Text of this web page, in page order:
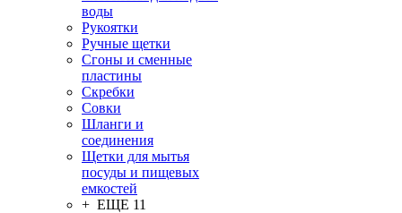
воды
Рукоятки
Ручные щетки
Сгоны и сменные
пластины
Скребки
Совки
Шланги и
соединения
Щетки для мытья
посуды и пищевых
емкостей
+ ЕЩЕ 11